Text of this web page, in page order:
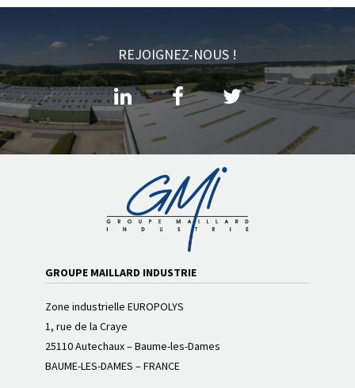
REJOIGNEZ-NOUS !
GROUPE MAILLARD INDUSTRIE
Zone industrielle EUROPOLYS
1, rue de la Craye
25110 Autechaux – Baume-les-Dames
BAUME-LES-DAMES – FRANCE